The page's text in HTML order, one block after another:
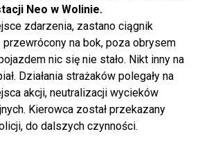
Neo w Wolinie.
zdarzenia, zastano ciągnik
na bok, poza obrysem
nic się nie stało. Nikt inny na
Działania strażaków polegały na
akcji, neutralizacji wycieków
Kierowca został przekazany
do dalszych czynności.